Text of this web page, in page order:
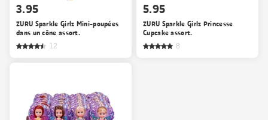
3.95
ZURU Sparkle Girlz Mini-poupées
dans un cône assort.
12
5.95
ZURU Sparkle Girlz Princesse
Cupcake assort.
8